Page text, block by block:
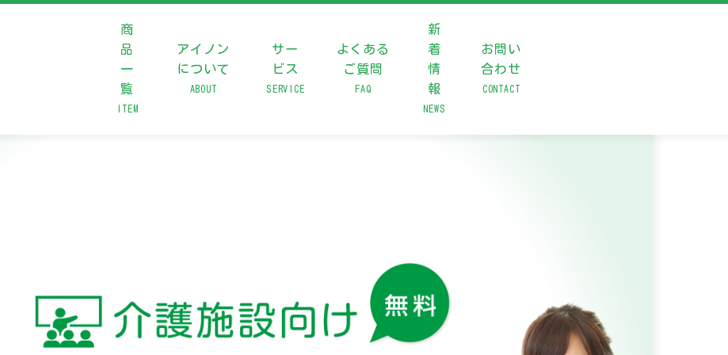
商
品
一
覧
ITEM
アイノン
について
ABOUT
サー
ビス
SERVICE
よくある
ご質問
FAQ
新
着
情
報
NEWS
お問い
合わせ
CONTACT
098-979-8333
LINEを起動する